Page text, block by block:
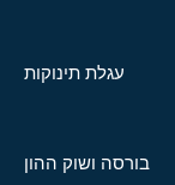
עגלת תינוקות
בורסה ושוק ההון